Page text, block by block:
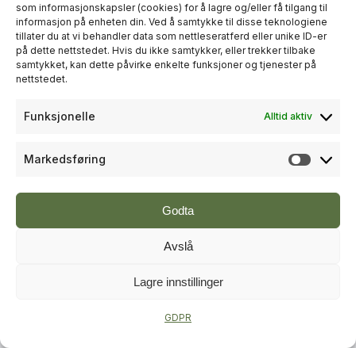
som informasjonskapsler (cookies) for å lagre og/eller få tilgang til
informasjon på enheten din. Ved å samtykke til disse teknologiene
tillater du at vi behandler data som nettleseratferd eller unike ID-er
på dette nettstedet. Hvis du ikke samtykker, eller trekker tilbake
samtykket, kan dette påvirke enkelte funksjoner og tjenester på
nettstedet.
Funksjonelle Alltid aktiv
Markedsføring
Godta
Avslå
Lagre innstillinger
GDPR
+ PLUSS
RÅDGIVNING
én milliard kroner i andre kvartal